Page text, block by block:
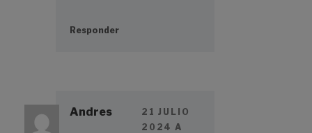
Responder
Andres
21 JULIO
2024 A